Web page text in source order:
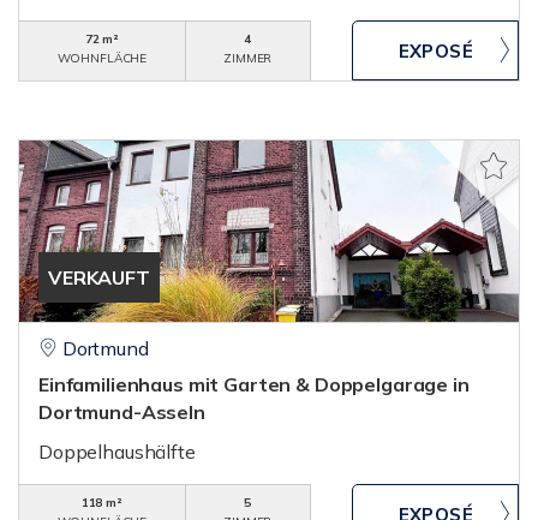
72 m²
WOHNFLÄCHE
4
ZIMMER
VERKAUFT
Dortmund
Einfamilienhaus mit Garten & Doppelgarage in
Dortmund-Asseln
Doppelhaushälfte
118 m²
5